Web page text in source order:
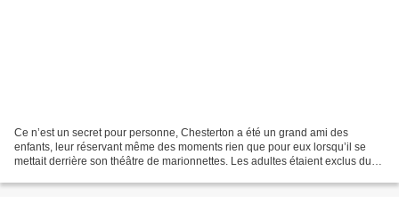
Ce n’est un secret pour personne, Chesterton a été un grand ami des
enfants, leur réservant même des moments rien que pour eux lorsqu’il se
mettait derrière son théâtre de marionnettes. Les adultes étaient exclus du